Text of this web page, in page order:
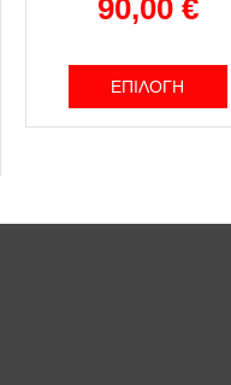
90,00 €
ΕΠΙΛΟΓΉ